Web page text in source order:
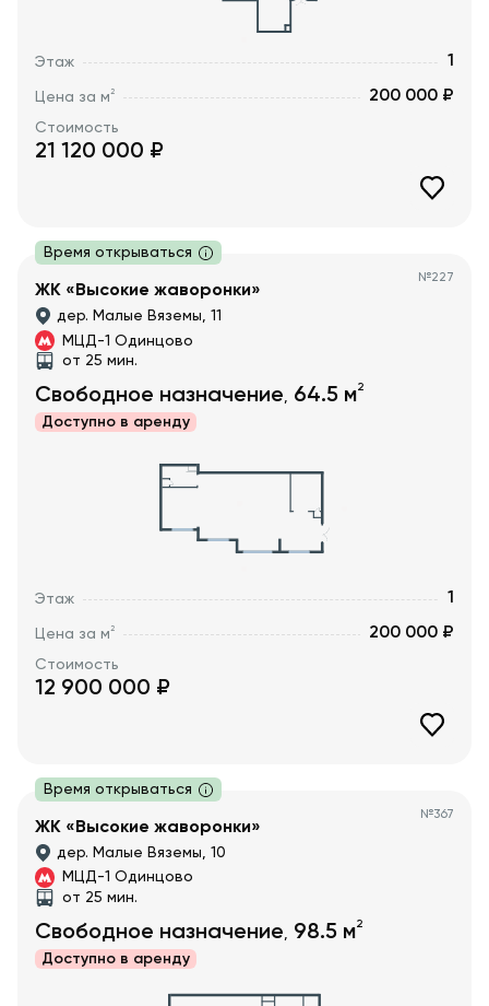
Этаж 1
Цена за м2 200 000 ₽
Стоимость
21 120 000 ₽
Время открываться
№227
ЖК «Высокие жаворонки»
дер. Малые Вяземы, 11
МЦД-1 Одинцово
от 25 мин.
Свободное назначение, 64.5 м2
Доступно в аренду
Этаж 1
Цена за м2 200 000 ₽
Стоимость
12 900 000 ₽
Время открываться
№367
ЖК «Высокие жаворонки»
дер. Малые Вяземы, 10
МЦД-1 Одинцово
от 25 мин.
Свободное назначение, 98.5 м2
Доступно в аренду